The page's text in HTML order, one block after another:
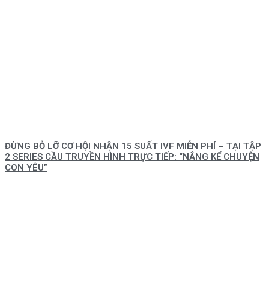
ĐỪNG BỎ LỠ CƠ HỘI NHẬN 15 SUẤT IVF MIỄN PHÍ – TẠI TẬP
2 SERIES CẦU TRUYỀN HÌNH TRỰC TIẾP: “NẮNG KỂ CHUYỆN
CON YÊU”